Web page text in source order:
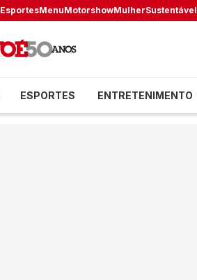
EsportesMenuMotorshowMulherSustentável
ESPORTES ENTRETENIMENTO